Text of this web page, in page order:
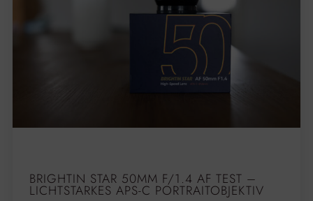
BRIGHTIN STAR 50MM F/1.4 AF TEST –
LICHTSTARKES APS-C PORTRAITOBJEKTIV